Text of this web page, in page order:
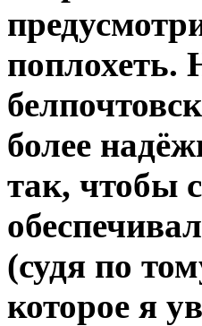
поплохеть.
более
так, чтобы
(судя по
которое я